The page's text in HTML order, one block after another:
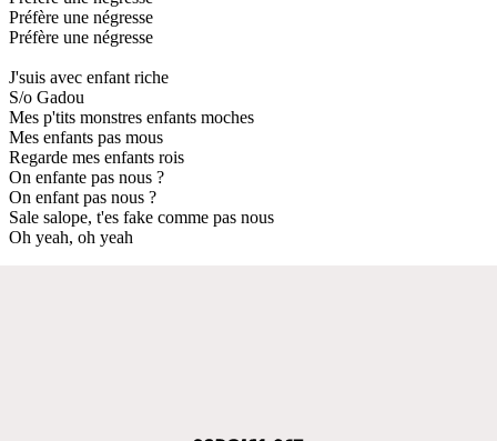
Préfère une négresse
Préfère une négresse
J'suis avec enfant riche
S/o Gadou
Mes p'tits monstres enfants moches
Mes enfants pas mous
Regarde mes enfants rois
On enfante pas nous ?
On enfant pas nous ?
Sale salope, t'es fake comme pas nous
Oh yeah, oh yeah